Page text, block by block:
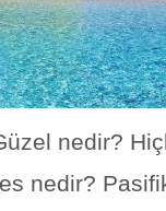
nedir?
nedir?